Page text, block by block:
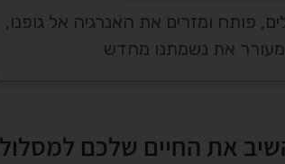
פותח ומזרים את האנרגיה אל גופנו,
את נשמתנו מחדש
את החיים שלכם